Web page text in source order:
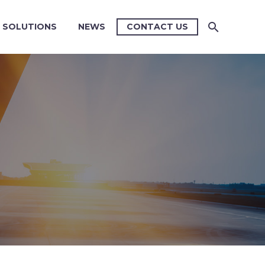
SOLUTIONS NEWS CONTACT US